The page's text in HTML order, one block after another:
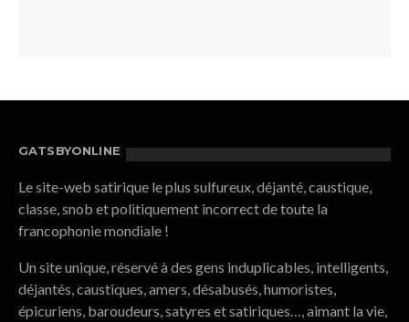
GATSBYONLINE
Le site-web satirique le plus sulfureux, déjanté, caustique,
classe, snob et politiquement incorrect de toute la
francophonie mondiale !
Un site unique, réservé à des gens induplicables, intelligents,
déjantés, caustiques, amers, désabusés, humoristes,
épicuriens, baroudeurs, satyres et satiriques…, aimant la vie,